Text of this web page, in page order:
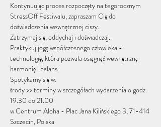
Kontynuując proces rozpoczęty na tegorocznym
StressOff Festiwalu, zapraszam Cię do
doświadczenia wewnętrznej ciszy.
Zatrzymaj się, oddychaj i doświadczaj.
Praktykuj jogę współczesnego człowieka -
technologię, która pozwala osiągnąć wewnętrzną
harmonię i balans.
Spotykamy się w:
środy >> terminy w szczegółach wydarzenia o godz.
19.30 do 21.00
w Centrum Aloha - Plac Jana Kilińskiego 3, 71-414
Szczecin, Polska